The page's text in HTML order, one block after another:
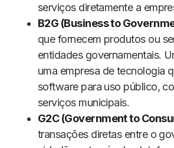
serviços diretamente a
B2G (Business to
que fornecem produtos ou
entidades governamentais.
uma empresa de tecnologia
software para uso público,
serviços municipais.
G2C (Government to
transações diretas entre o